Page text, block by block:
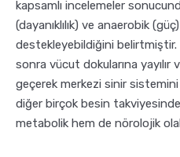
kapsamlı incelemeler
(dayanıklılık) ve anaerobik
destekleyebildiğini belirtmiştir.
sonra vücut dokularına
geçerek merkezi sinir
diğer birçok besin
metabolik hem de nörolojik